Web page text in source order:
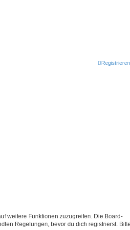
Registrieren
weitere Funktionen zuzugreifen. Die Board-
Regelungen, bevor du dich registrierst.